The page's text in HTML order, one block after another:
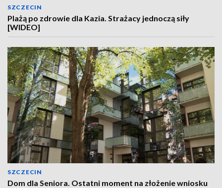
SZCZECIN
Plażą po zdrowie dla Kazia. Strażacy jednoczą siły
[WIDEO]
SZCZECIN
Dom dla Seniora. Ostatni moment na złożenie wniosku